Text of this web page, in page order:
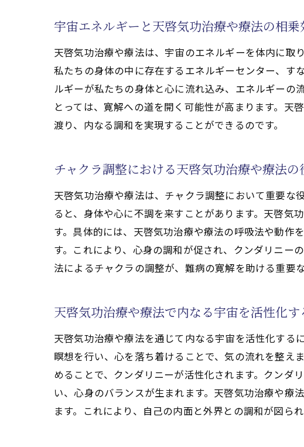
難病への新
サイ能力(天
クンダリニ
天啓気功治
宇宙と心を結ぶ
宇宙からの
心と体を調
天啓気功治
宇宙のリズ
天啓気功治療や
天啓気功治
心と体の癒
難病患者に
天啓気功治
チャクラの神秘
宇宙エネルギーと天啓気功治療や療法の相乗
天啓気功治療や療法は、宇宙のエネルギーを体内に取
私たちの身体の中に存在するエネルギーセンター、す
ルギーが私たちの身体と心に流れ込み、エネルギーの
とっては、寛解への道を開く可能性が高まります。天
渡り、内なる調和を実現することができるのです。
チャクラ調整における天啓気功治療や療法の
天啓気功治療や療法は、チャクラ調整において重要な
ると、身体や心に不調を来すことがあります。天啓気
す。具体的には、天啓気功治療や療法の呼吸法や動作
す。これにより、心身の調和が促され、クンダリニー
法によるチャクラの調整が、難病の寛解を助ける重要
天啓気功治療や療法で内なる宇宙を活性化す
天啓気功治療や療法を通じて内なる宇宙を活性化する
瞑想を行い、心を落ち着けることで、気の流れを整え
めることで、クンダリニーが活性化されます。クンダ
い、心身のバランスが生まれます。天啓気功治療や療
ます。これにより、自己の内面と外界との調和が図ら